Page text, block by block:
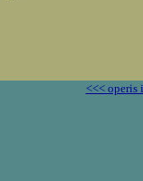
<<< operis